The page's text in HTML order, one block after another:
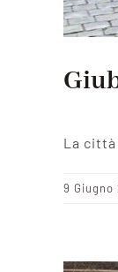
La
9 Giugno